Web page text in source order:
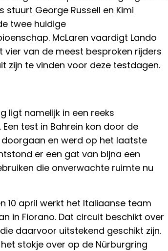
George Russell en Kimi
twee huidige
McLaren vaardigt Lando
vier van de meest besproken rijders
zijn te vinden voor deze testdagen.
ligt namelijk in een reeks
test in Bahrein kon door de
en werd op het laatste
er een gat van bijna een
die onverwachte ruimte nu
10 april werkt het Italiaanse team
in Fiorano. Dat circuit beschikt over
daarvoor uitstekend geschikt zijn.
stokje over op de Nürburgring